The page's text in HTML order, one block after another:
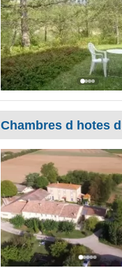
Chambres d hotes